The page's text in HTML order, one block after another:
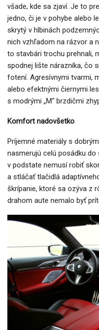
všade, kde sa zjaví. Je to
jedno, či je v pohybe alebo
skrytý v hlbinách
nich vzhľadom na rázvor a
to stavbári trochu prehnali,
spodnej lište nárazníka, čo
fotení. Agresívnymi tvarmi,
alebo efektnými čiernymi
s modrými „M“ brzdičmi
Komfort nadovšetko
Príjemné materiály s
nasmerujú celú posádku
v podstate nemusí robiť
a stláčať tlačidlá
škrípanie, ktoré sa ozýva z
drahom aute nemalo byť